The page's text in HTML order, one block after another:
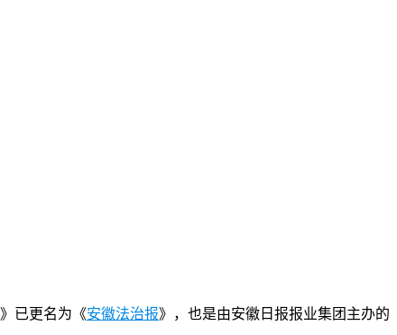
》已更名为《安徽法治报》，也是由安徽日报报业集团主办的